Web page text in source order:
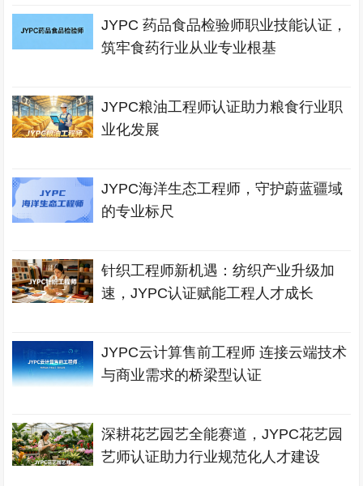
JYPC 药品食品检验师职业技能认证，
筑牢食药行业从业专业根基
JYPC粮油工程师认证助力粮食行业职
业化发展
JYPC海洋生态工程师，守护蔚蓝疆域
的专业标尺
针织工程师新机遇：纺织产业升级加
速，JYPC认证赋能工程人才成长
JYPC云计算售前工程师 连接云端技术
与商业需求的桥梁型认证
深耕花艺园艺全能赛道，JYPC花艺园
艺师认证助力行业规范化人才建设